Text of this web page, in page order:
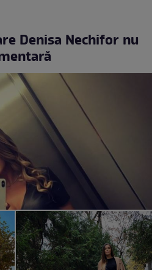
Denisa Nechifor nu